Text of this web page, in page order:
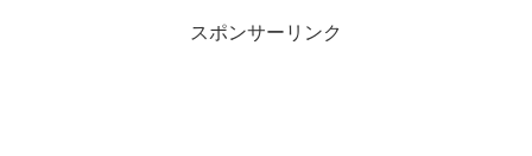
スポンサーリンク